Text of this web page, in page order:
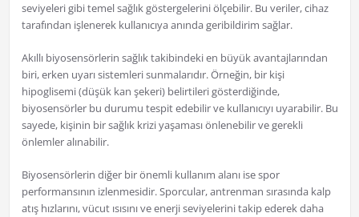
seviyeleri gibi temel sağlık göstergelerini ölçebilir. Bu veriler, cihaz
tarafından işlenerek kullanıcıya anında geribildirim sağlar.
Akıllı biyosensörlerin sağlık takibindeki en büyük avantajlarından
biri, erken uyarı sistemleri sunmalarıdır. Örneğin, bir kişi
hipoglisemi (düşük kan şekeri) belirtileri gösterdiğinde,
biyosensörler bu durumu tespit edebilir ve kullanıcıyı uyarabilir. Bu
sayede, kişinin bir sağlık krizi yaşaması önlenebilir ve gerekli
önlemler alınabilir.
Biyosensörlerin diğer bir önemli kullanım alanı ise spor
performansının izlenmesidir. Sporcular, antrenman sırasında kalp
atış hızlarını, vücut ısısını ve enerji seviyelerini takip ederek daha